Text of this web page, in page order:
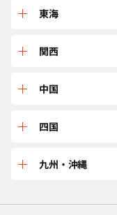
秋田
栃木
埼玉
富山
新潟
石川
東海
三重
岐阜
愛知
関西
兵庫
京都
大阪
中国
鳥取
島根
四国
愛媛 九州・沖縄
佐賀